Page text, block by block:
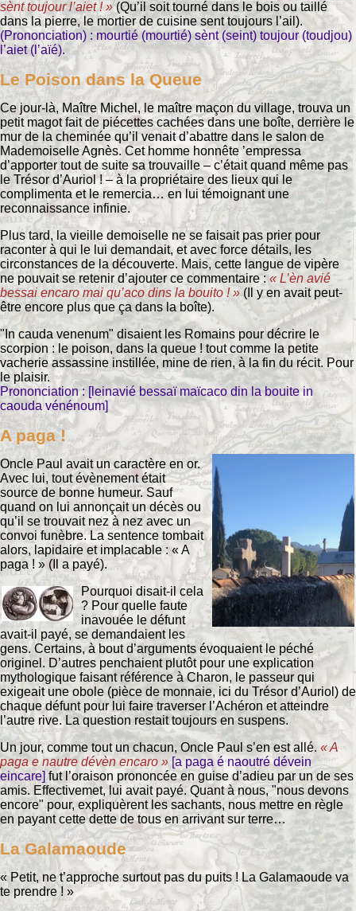
sènt toujour l’aiet ! »(Qu’il soit tourné dans le bois ou taillé
dans la pierre, le mortier de cuisine sent toujours l’ail).
(Prononciation) : mourtié (mourtié) sènt (seint) toujour (toudjou)
l’aiet (l’aïé).
Le Poison dans la Queue
Ce jour-là, Maître Michel, le maître maçon du village, trouva un
petit magot fait de piécettes cachées dans une boîte, derrière le
mur de la cheminée qu’il venait d’abattre dans le salon de
Mademoiselle Agnès. Cet homme honnête ’empressa
d’apporter tout de suite sa trouvaille – c’était quand même pas
le Trésor d’Auriol ! – à la propriétaire des lieux qui le
complimenta et le remercia… en lui témoignant une
reconnaissance infinie.
Plus tard, la vieille demoiselle ne se faisait pas prier pour
raconter à qui le lui demandait, et avec force détails, les
circonstances de la découverte. Mais, cette langue de vipère
ne pouvait se retenir d’ajouter ce commentaire : « L’èn avié
bessai encaro mai qu’aco dins la bouito ! » (Il y en avait peut-
être encore plus que ça dans la boîte).
"In cauda venenum" disaient les Romains pour décrire le
scorpion : le poison, dans la queue ! tout comme la petite
vacherie assassine instillée, mine de rien, à la fin du récit. Pour
le plaisir.
Prononciation : [leinavié bessaï maïcaco din la bouite in
caouda vénénoum]
A paga !
Oncle Paul avait un caractère en or.
Avec lui, tout évènement était
source de bonne humeur. Sauf
quand on lui annonçait un décès ou
qu’il se trouvait nez à nez avec un
convoi funèbre. La sentence tombait
alors, lapidaire et implacable : « A
paga ! » (Il a payé).
Pourquoi disait-il cela
? Pour quelle faute
inavouée le défunt
avait-il payé, se demandaient les
gens. Certains, à bout d’arguments évoquaient le péché
originel. D’autres penchaient plutôt pour une explication
mythologique faisant référence à Charon, le passeur qui
exigeait une obole (pièce de monnaie, ici du Trésor d’Auriol) de
chaque défunt pour lui faire traverser l’Achéron et atteindre
l’autre rive. La question restait toujours en suspens.
Un jour, comme tout un chacun, Oncle Paul s’en est allé. « A
paga e nautre dévèn encaro » [a paga é naoutré dévein
eincare]fut l’oraison prononcée en guise d’adieu par un de ses
amis. Effectivemet, lui avait payé. Quant à nous, "nous devons
encore" pour, expliquèrent les sachants, nous mettre en règle
en payant cette dette de tous en arrivant sur terre…
La Galamaoude
« Petit, ne t’approche surtout pas du puits ! La Galamaoude va
te prendre ! »